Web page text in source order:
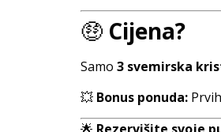
🤑 Cijena?
Samo 3 svemirska
💥 Bonus ponuda: